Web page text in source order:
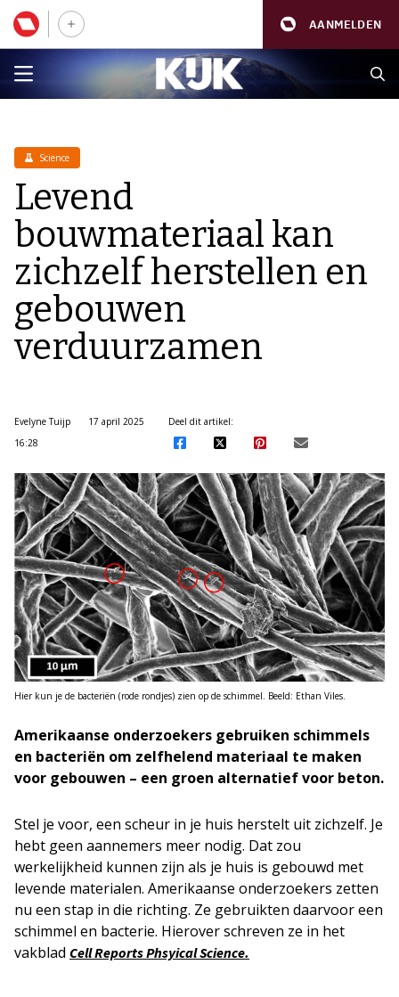
AANMELDEN
Science
Levend
bouwmateriaal kan
zichzelf herstellen en
gebouwen
verduurzamen
Evelyne Tuijp
17 april 2025
16:28
Deel dit artikel:
Hier kun je de bacteriën (rode rondjes) zien op de schimmel. Beeld: Ethan Viles.
Amerikaanse onderzoekers gebruiken schimmels
en bacteriën om zelfhelend materiaal te maken
voor gebouwen – een groen alternatief voor beton.
Stel je voor, een scheur in je huis herstelt uit zichzelf. Je
hebt geen aannemers meer nodig. Dat zou
werkelijkheid kunnen zijn als je huis is gebouwd met
levende materialen. Amerikaanse onderzoekers zetten
nu een stap in die richting. Ze gebruikten daarvoor een
schimmel en bacterie. Hierover schreven ze in het
vakblad Cell Reports Phsyical Science.